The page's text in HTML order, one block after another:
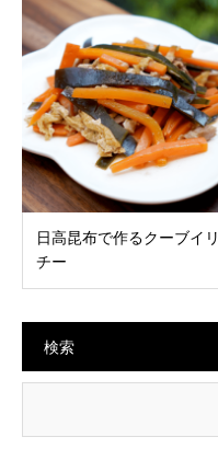
日高昆布で作るクーブイリ
チー
検索